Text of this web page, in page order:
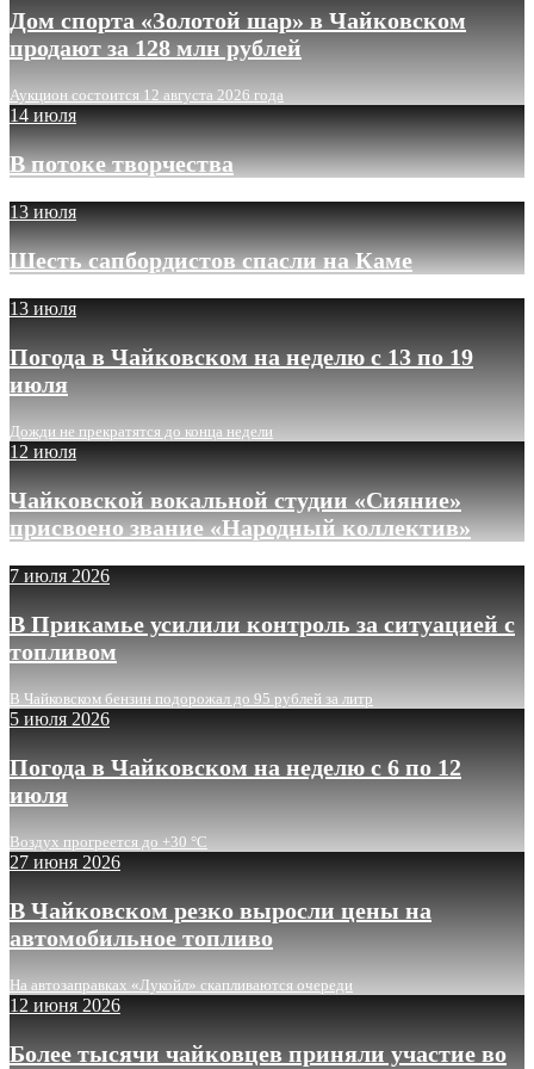
Дом спорта «Золотой шар» в Чайковском
продают за 128 млн рублей
Аукцион состоится 12 августа 2026 года
14 июля
В потоке творчества
13 июля
Шесть сапбордистов спасли на Каме
13 июля
Погода в Чайковском на неделю с 13 по 19
июля
Дожди не прекратятся до конца недели
12 июля
Чайковской вокальной студии «Сияние»
присвоено звание «Народный коллектив»
7 июля 2026
В Прикамье усилили контроль за ситуацией с
топливом
В Чайковском бензин подорожал до 95 рублей за литр
5 июля 2026
Погода в Чайковском на неделю с 6 по 12
июля
Воздух прогреется до +30 °C
27 июня 2026
В Чайковском резко выросли цены на
автомобильное топливо
На автозаправках «Лукойл» скапливаются очереди
12 июня 2026
Более тысячи чайковцев приняли участие во